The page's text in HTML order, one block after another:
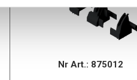
Nr Art.: 875012